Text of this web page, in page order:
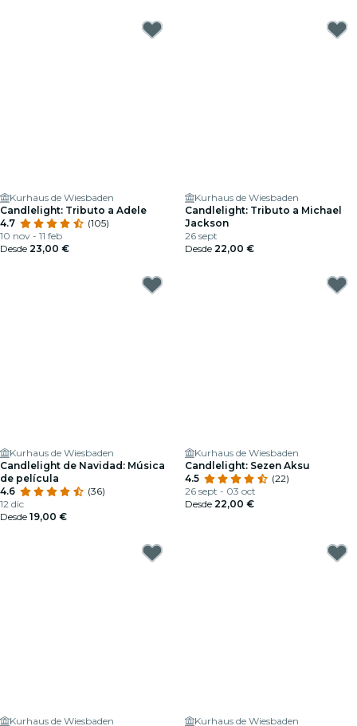
Kurhaus de Wiesbaden
Candlelight: Tributo a Adele
4.7
(105)
10 nov - 11 feb
Desde 23,00 €
Kurhaus de Wiesbaden
Candlelight: Tributo a Michael
Jackson
26 sept
Desde 22,00 €
Kurhaus de Wiesbaden
Candlelight de Navidad: Música
de película
4.6
(36)
12 dic
Desde 19,00 €
Kurhaus de Wiesbaden
Candlelight: Sezen Aksu
4.5
(22)
26 sept - 03 oct
Desde 22,00 €
Kurhaus de Wiesbaden
Kurhaus de Wiesbaden